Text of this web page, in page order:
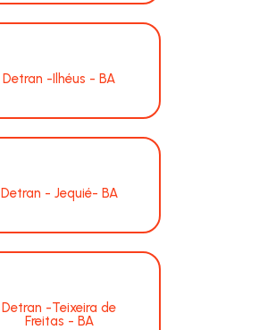
Detran -Ilhéus - BA
Detran - Jequié- BA
Detran -Teixeira de
Freitas - BA